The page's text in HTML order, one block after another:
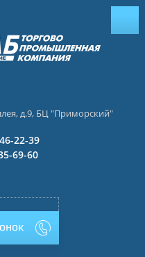
д.9, БЦ "Приморский"
22-39
69-60